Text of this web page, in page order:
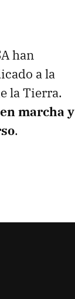
han
a la
la Tierra.
marcha y
.